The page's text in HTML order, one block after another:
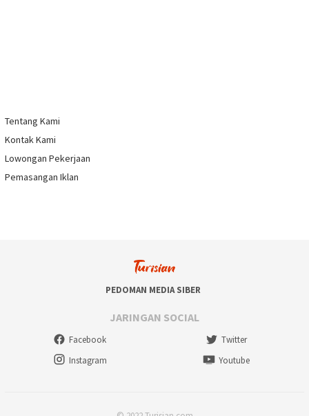
Tentang Kami
Kontak Kami
Lowongan Pekerjaan
Pemasangan Iklan
PEDOMAN MEDIA SIBER
JARINGAN SOCIAL
Facebook
Twitter
Instagram
Youtube